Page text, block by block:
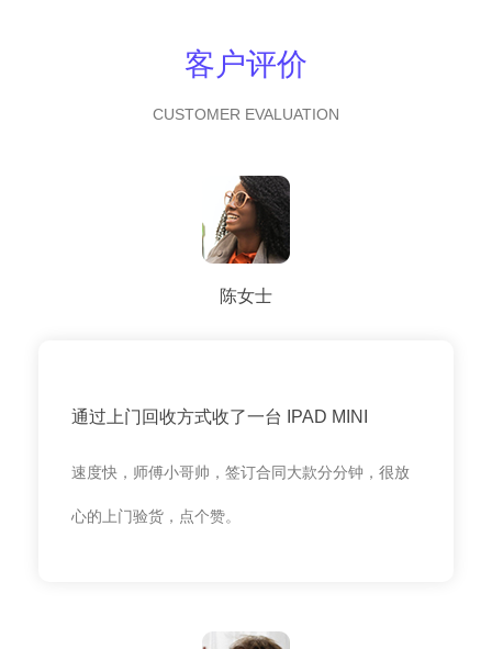
客户评价
CUSTOMER EVALUATION
陈女士
通过上门回收方式收了一台 IPAD MINI
速度快，师傅小哥帅，签订合同大款分分钟，很放
心的上门验货，点个赞。